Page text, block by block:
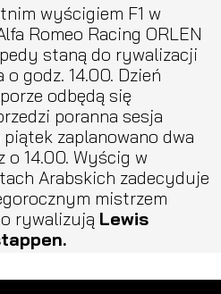
wyścigiem F1 w
Romeo Racing ORLEN
staną do rywalizacji
godz. 14.00. Dzień
odbędą się
poranna sesja
zaplanowano dwa
o 14.00. Wyścig w
Arabskich zadecyduje
mistrzem
rywalizują Lewis